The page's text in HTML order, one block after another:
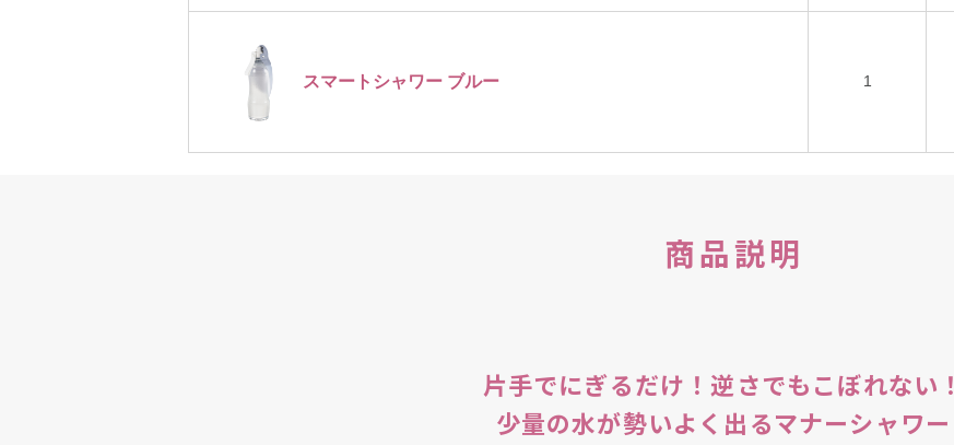
スマートシャワー ブルー 1
商品説明
片手でにぎるだけ！逆さでもこぼれない！
少量の水が勢いよく出るマナーシャワー